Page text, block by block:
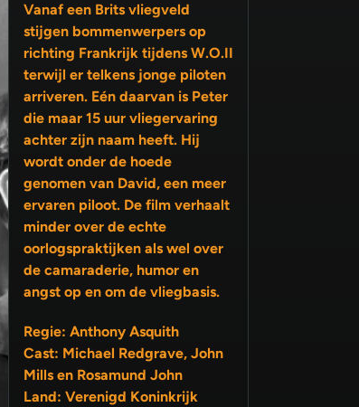
Vanaf een Brits vliegveld
stijgen bommenwerpers op
richting Frankrijk tijdens W.O.II
terwijl er telkens jonge piloten
arriveren. Eén daarvan is Peter
die maar 15 uur vliegervaring
achter zijn naam heeft. Hij
wordt onder de hoede
genomen van David, een meer
ervaren piloot. De film verhaalt
minder over de echte
oorlogspraktijken als wel over
de camaraderie, humor en
angst op en om de vliegbasis.
Regie: Anthony Asquith
Cast: Michael Redgrave, John
Mills en Rosamund John
Land: Verenigd Koninkrijk